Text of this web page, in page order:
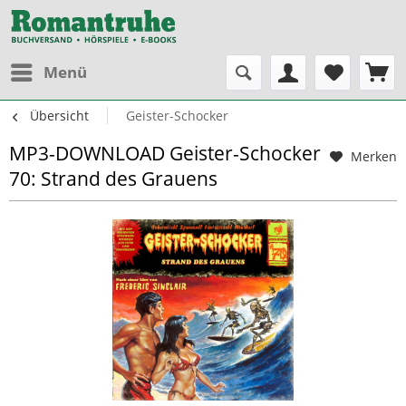
Menü
Übersicht Geister-Schocker
Merken
MP3-DOWNLOAD Geister-Schocker
70: Strand des Grauens